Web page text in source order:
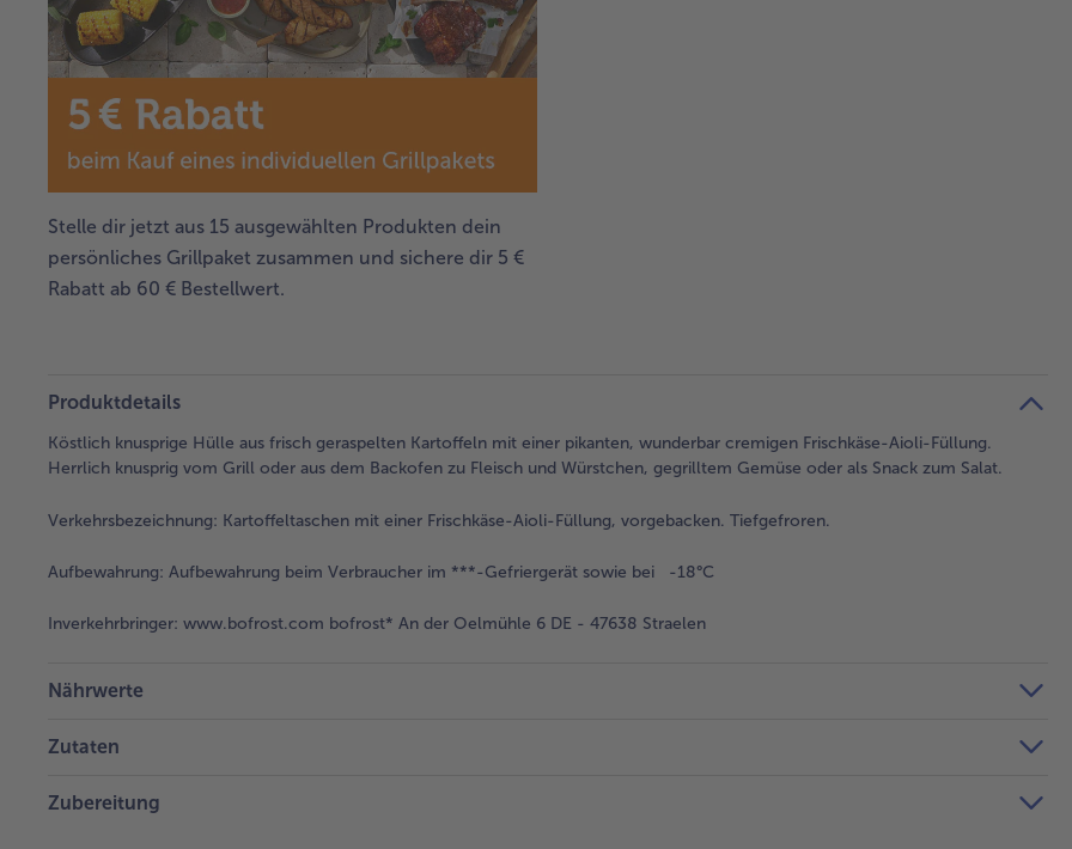
Stelle dir jetzt aus 15 ausgewählten Produkten dein
persönliches Grillpaket zusammen und sichere dir 5 €
Rabatt ab 60 € Bestellwert.
Produktdetails
Köstlich knusprige Hülle aus frisch geraspelten Kartoffeln mit einer pikanten, wunderbar cremigen Frischkäse-Aioli-Füllung.
Herrlich knusprig vom Grill oder aus dem Backofen zu Fleisch und Würstchen, gegrilltem Gemüse oder als Snack zum Salat.
Verkehrsbezeichnung: Kartoffeltaschen mit einer Frischkäse-Aioli-Füllung, vorgebacken. Tiefgefroren.
Aufbewahrung: Aufbewahrung beim Verbraucher im ***-Gefriergerät sowie bei -18°C
Inverkehrbringer: www.bofrost.com bofrost* An der Oelmühle 6 DE - 47638 Straelen
Nährwerte
Zutaten
Zubereitung